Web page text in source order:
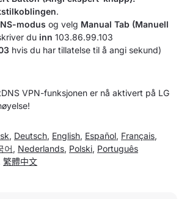
.
modus og velg Manual Tab (Manuell
du inn 103.86.99.103
hvis du har tillatelse til å angi sekund)
VPN-funksjonen er nå aktivert på LG
, Deutsch, English, Español, Français,
어 , Nederlands, Polski, Português
繁體中文